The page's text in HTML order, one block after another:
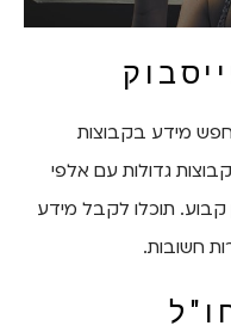
מידע בקבוצות
גדולות עם אלפי
קבוע. תוכלו לקבל מידע
חשובות.